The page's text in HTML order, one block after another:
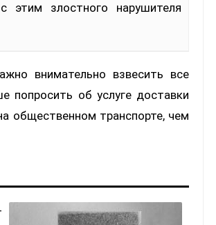
этим злостного нарушителя
внимательно взвесить все
попросить об услуге доставки
общественном транспорте, чем